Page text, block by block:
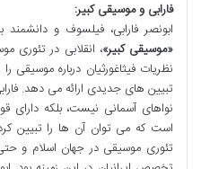
فارابی و موسیقی کبیر:
ابونصر فارابی، فیلسوف و
«موسیقی کبیر»، انقلابی در تئوری
نظریات فیثاغورثیان درباره
تبیین های جدیدی ارائه می دهد.
نواهای آسمانی نیست، بلکه دارای
است که می توان آن ها را تبیین
تئوری موسیقی در جهان اسلام و